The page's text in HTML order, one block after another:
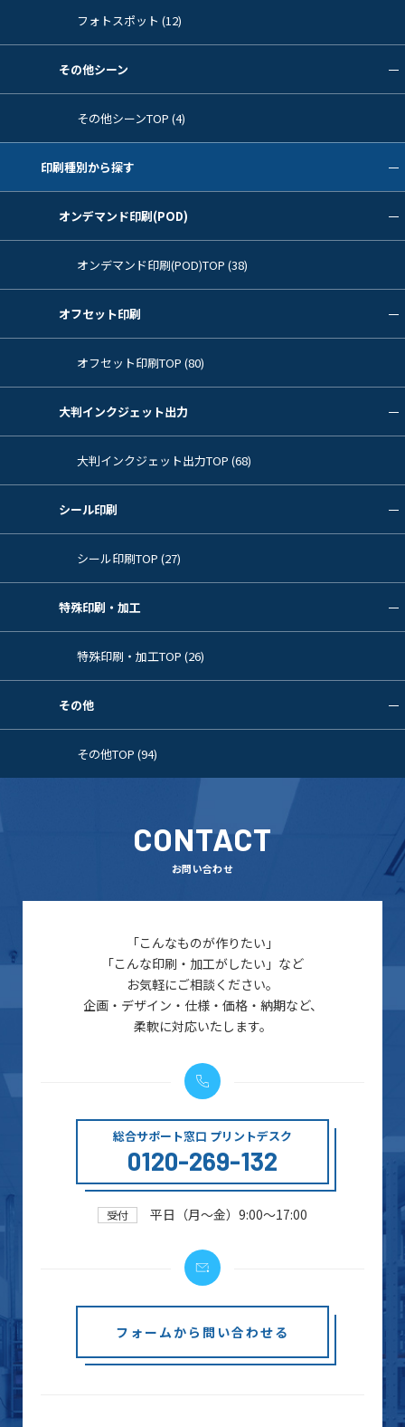
フォトスポット (12)
その他シーン
その他シーンTOP (4)
印刷種別から探す
オンデマンド印刷(POD)
オンデマンド印刷(POD)TOP (38)
オフセット印刷
オフセット印刷TOP (80)
大判インクジェット出力
大判インクジェット出力TOP (68)
シール印刷
シール印刷TOP (27)
特殊印刷・加工
特殊印刷・加工TOP (26)
その他
その他TOP (94)
CONTACT
お問い合わせ
「こんなものが作りたい」
「こんな印刷・加工がしたい」など
お気軽にご相談ください。
企画・デザイン・仕様・価格・納期など、
柔軟に対応いたします。
総合サポート窓口 プリントデスク
0120-269-132
受付 平日（月～金）9:00～17:00
フォームから問い合わせる